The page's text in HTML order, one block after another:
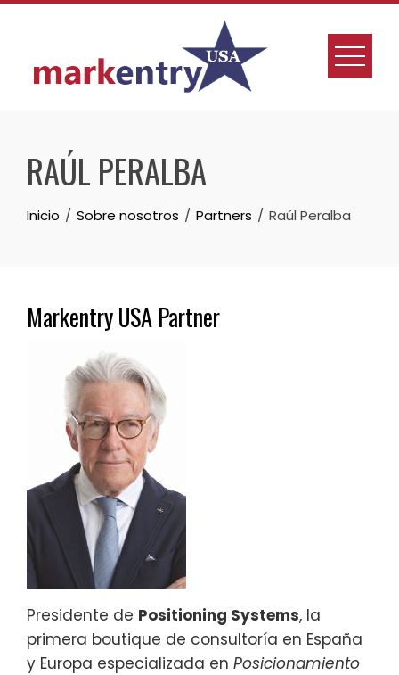
Skip
RAÚL PERALBA
Inicio Sobre nosotros Partners Raúl Peralba
Markentry USA Partner
Presidente de Positioning Systems, la
primera boutique de consultoría en España
y Europa especializada en Posicionamiento